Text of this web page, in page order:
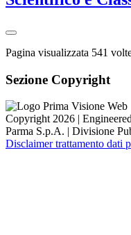
Pagina visualizzata 541
Sezione Copyright
Copyright 2026 |
Parma S.p.A. | Divisione
Disclaimer trattamento dati